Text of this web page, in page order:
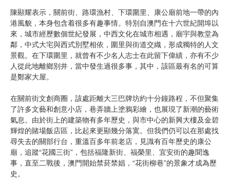
陳顯耀表示，關前街、路環漁村、下環圍里、康公廟前地一帶的內
港風貌，本身包含着很多有趣事情。特別自澳門在十六世紀開埠以
來，城市經歷數個世紀發展，中西文化在城市相遇，廟宇與教堂為
鄰，中式大宅與西式別墅相依，圍里與街道交織，形成獨特的人文
景觀。在下環圍里，就曾有不少名人志士在此留下偉績，亦有不少
人從此地離鄉別井，當中發生過很多事，其中，該區最有名的可算
是鄭家大屋。
在關前街文創商圈，該處距離大三巴牌坊約十分鐘路程，不但聚集
了許多文藝和創意小店，巷弄牆上塗鴉彩繪，也展現了新潮的藝術
氣息。由於街上的建築物有多年歷史，與市中心的新興大樓及金碧
輝煌的賭場飯店區，比起來更顯幾分落寞。但我們仍可以在那處找
尋失去的關部行台，重溫百多年前老店，見識有百年歷史的康公
廟，追蹤“花國三街”，包括福隆新街、福榮里、宜安街的趣聞逸
事，直至二戰後，澳門開始禁菸禁娼，“花街柳巷”的景象才成為歷
史。